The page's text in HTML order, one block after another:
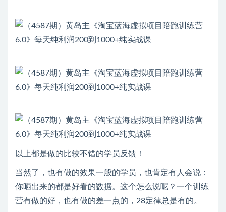
以上都是做的比较不错的学员反馈！
当然了，也有做的效果一般的学员，也肯定有人会说：
你晒出来的都是好看的数据。这个怎么说呢？一个训练
营有做的好，也有做的差一点的，28定律总是有的。